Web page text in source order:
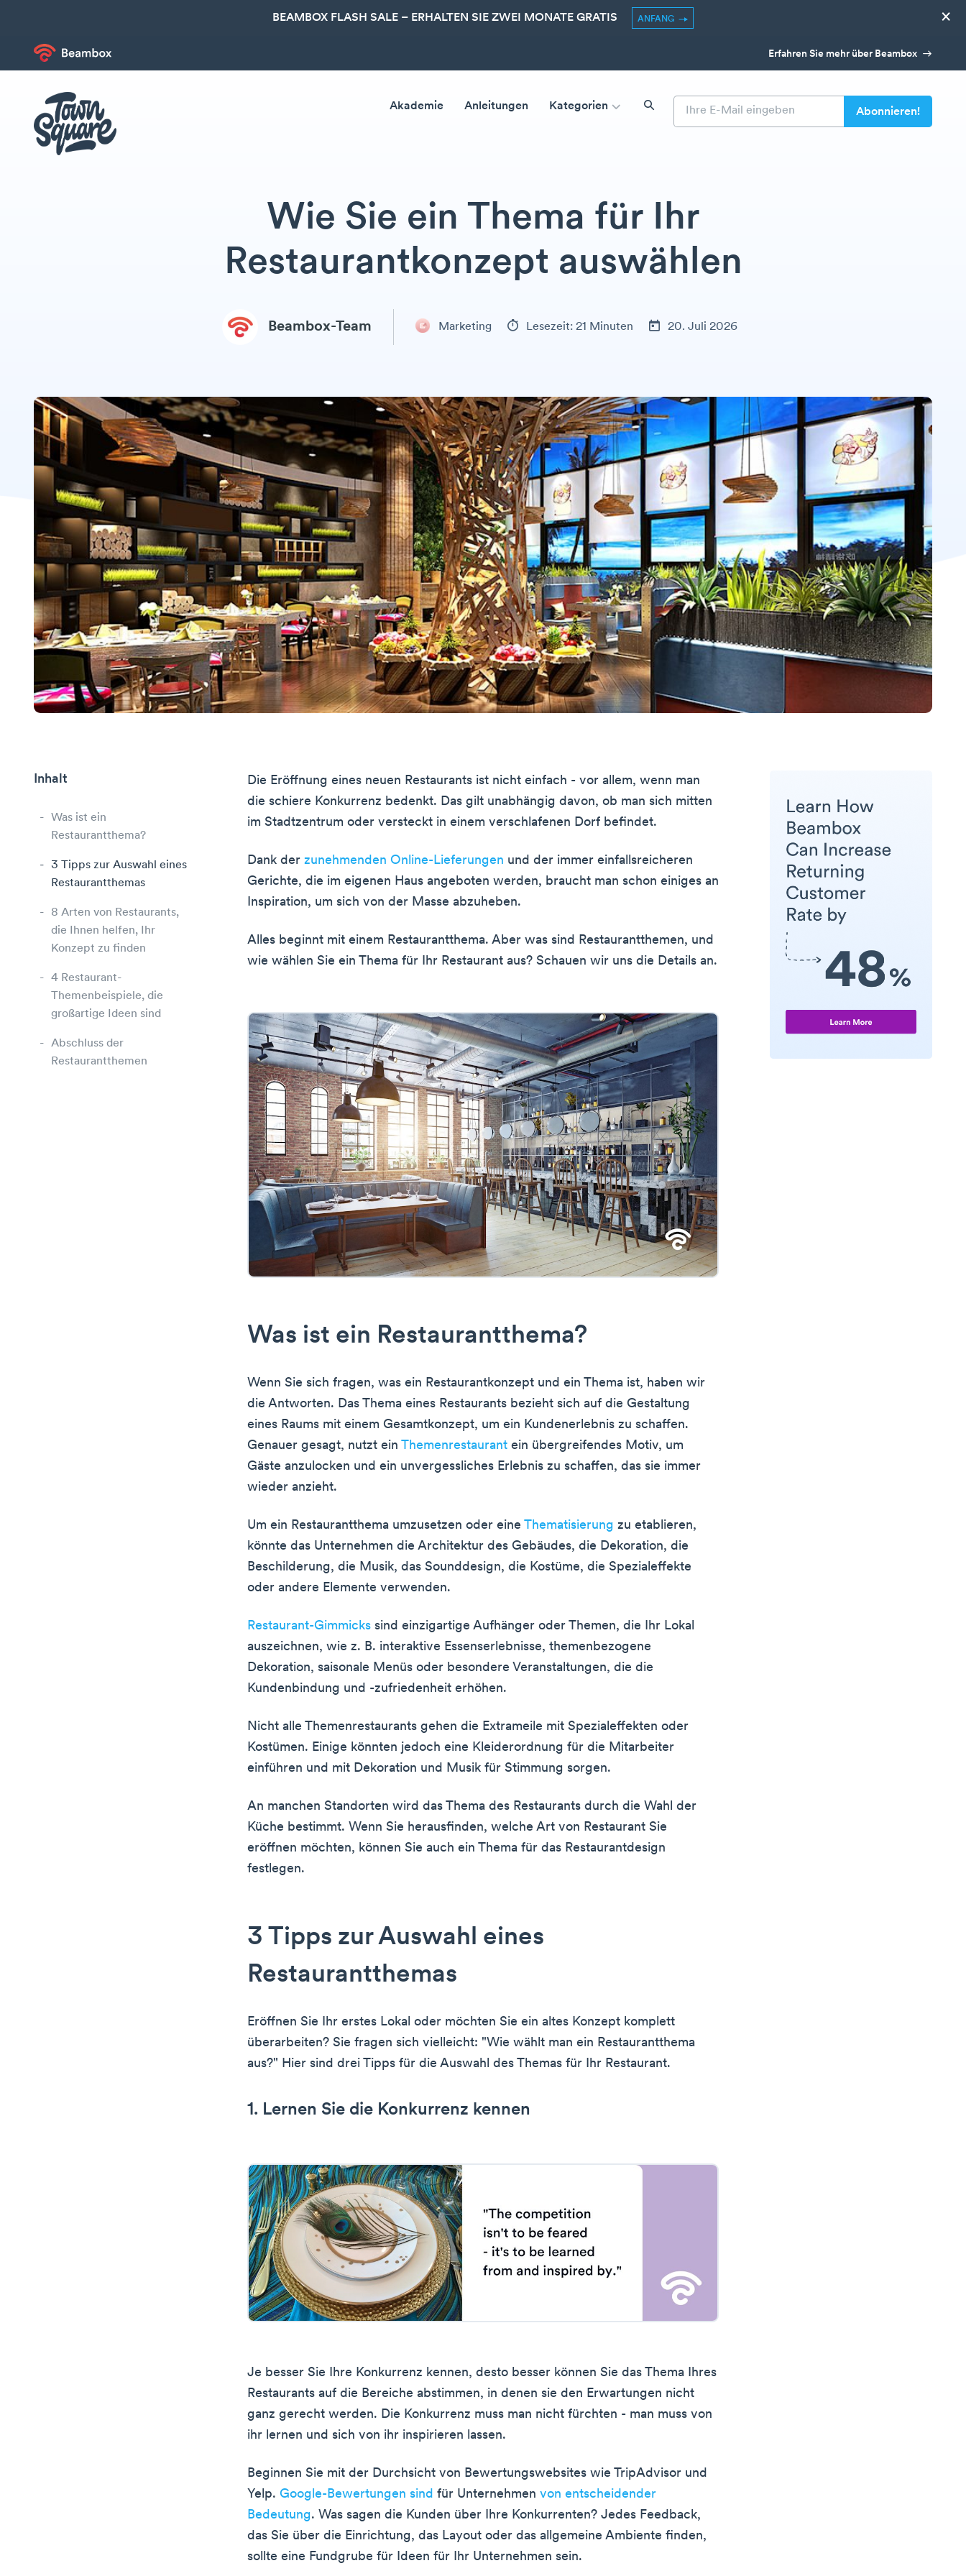
BEAMBOX FLASH SALE – ERHALTEN SIE ZWEI MONATE GRATIS ANFANG ×
Erfahren Sie mehr über Beambox
Akademie Anleitungen Kategorien
Wie Sie ein Thema für Ihr
Restaurantkonzept auswählen
Beambox-Team Marketing Lesezeit: 21 Minuten 20. Juli 2026
Inhalt
Was ist ein
Restaurantthema?
3 Tipps zur Auswahl eines
Restaurantthemas
8 Arten von Restaurants,
die Ihnen helfen, Ihr
Konzept zu finden
4 Restaurant-
Themenbeispiele, die
großartige Ideen sind
Abschluss der
Restaurantthemen
Die Eröffnung eines neuen Restaurants ist nicht einfach - vor allem, wenn man
die schiere Konkurrenz bedenkt. Das gilt unabhängig davon, ob man sich mitten
im Stadtzentrum oder versteckt in einem verschlafenen Dorf befindet.
Dank der zunehmenden Online-Lieferungen und der immer einfallsreicheren
Gerichte, die im eigenen Haus angeboten werden, braucht man schon einiges an
Inspiration, um sich von der Masse abzuheben.
Alles beginnt mit einem Restaurantthema. Aber was sind Restaurantthemen, und
wie wählen Sie ein Thema für Ihr Restaurant aus? Schauen wir uns die Details an.
Was ist ein Restaurantthema?
Wenn Sie sich fragen, was ein Restaurantkonzept und ein Thema ist, haben wir
die Antworten. Das Thema eines Restaurants bezieht sich auf die Gestaltung
eines Raums mit einem Gesamtkonzept, um ein Kundenerlebnis zu schaffen.
Genauer gesagt, nutzt ein Themenrestaurant ein übergreifendes Motiv, um
Gäste anzulocken und ein unvergessliches Erlebnis zu schaffen, das sie immer
wieder anzieht.
Um ein Restaurantthema umzusetzen oder eine Thematisierung zu etablieren,
könnte das Unternehmen die Architektur des Gebäudes, die Dekoration, die
Beschilderung, die Musik, das Sounddesign, die Kostüme, die Spezialeffekte
oder andere Elemente verwenden.
Restaurant-Gimmicks sind einzigartige Aufhänger oder Themen, die Ihr Lokal
auszeichnen, wie z. B. interaktive Essenserlebnisse, themenbezogene
Dekoration, saisonale Menüs oder besondere Veranstaltungen, die die
Kundenbindung und -zufriedenheit erhöhen.
Nicht alle Themenrestaurants gehen die Extrameile mit Spezialeffekten oder
Kostümen. Einige könnten jedoch eine Kleiderordnung für die Mitarbeiter
einführen und mit Dekoration und Musik für Stimmung sorgen.
An manchen Standorten wird das Thema des Restaurants durch die Wahl der
Küche bestimmt. Wenn Sie herausfinden, welche Art von Restaurant Sie
eröffnen möchten, können Sie auch ein Thema für das Restaurantdesign
festlegen.
3 Tipps zur Auswahl eines
Restaurantthemas
Eröffnen Sie Ihr erstes Lokal oder möchten Sie ein altes Konzept komplett
überarbeiten? Sie fragen sich vielleicht: "Wie wählt man ein Restaurantthema
aus?" Hier sind drei Tipps für die Auswahl des Themas für Ihr Restaurant.
1. Lernen Sie die Konkurrenz kennen
Je besser Sie Ihre Konkurrenz kennen, desto besser können Sie das Thema Ihres
Restaurants auf die Bereiche abstimmen, in denen sie den Erwartungen nicht
ganz gerecht werden. Die Konkurrenz muss man nicht fürchten - man muss von
ihr lernen und sich von ihr inspirieren lassen.
Beginnen Sie mit der Durchsicht von Bewertungswebsites wie TripAdvisor und
Yelp. Google-Bewertungen sind für Unternehmen von entscheidender
Bedeutung. Was sagen die Kunden über Ihre Konkurrenten? Jedes Feedback,
das Sie über die Einrichtung, das Layout oder das allgemeine Ambiente finden,
sollte eine Fundgrube für Ideen für Ihr Unternehmen sein.